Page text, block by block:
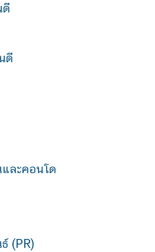
ดี
ดี
และคอนโด
(PR)